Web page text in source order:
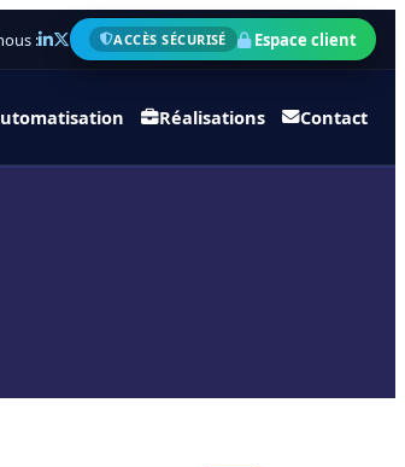
: ACCÈS SÉCURISÉ Espace client
Réalisations Contact